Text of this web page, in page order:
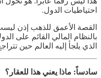
احتياطيات الدول.
القصة الأعمق للذهب إذن
بالنظام المالي القائم على
الذي يلجأ إليه العالم حين
سادساً: ماذا يعني هذا للعقار؟